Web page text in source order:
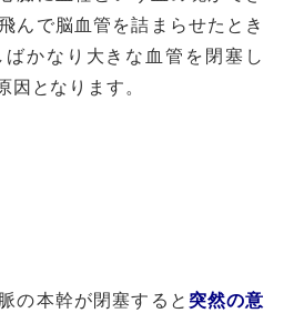
んで脳血管を詰まらせたとき
かなり大きな血管を閉塞し
となります。
の本幹が閉塞すると 突然の意